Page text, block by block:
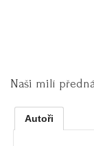
Naši milí
Autoři